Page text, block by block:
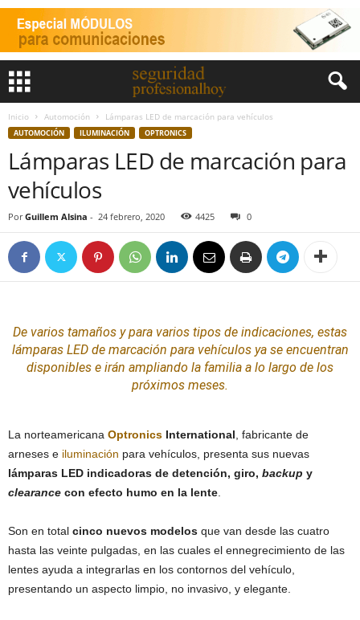
Inicio Automoción Lámparas LED de marcación para vehículos
AUTOMOCIÓN ILUMINACIÓN OPTRONICS
Lámparas LED de marcación para
vehículos
Por Guillem Alsina - 24 febrero, 2020 4425 0
De varios tamaños y para varios tipos de indicaciones, estas
lámparas LEDde marcación para vehículos ya se encuentran
disponibles e irán ampliando la familia a lo largo de los
próximos meses.
La norteamericana Optronics International , fabricante de
arneses e iluminación para vehículos, presenta sus nuevas
lámparas LED indicadoras de detención, giro, backup y
clearance con efecto humo en la lente
Son en total cinco nuevos modelos que van desde las cuatro
hasta las veinte pulgadas, en las cuales el ennegrecimiento de las
lentes ayuda a integrarlas en los contornos del vehículo,
presentando un aspecto limpio, no invasivo, y elegante.